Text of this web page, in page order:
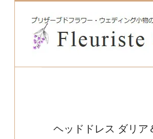
ヘッドドレス ダリア